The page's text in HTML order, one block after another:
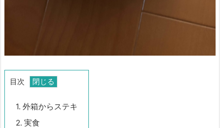
目次
1. 外箱からステキ
2. 実食